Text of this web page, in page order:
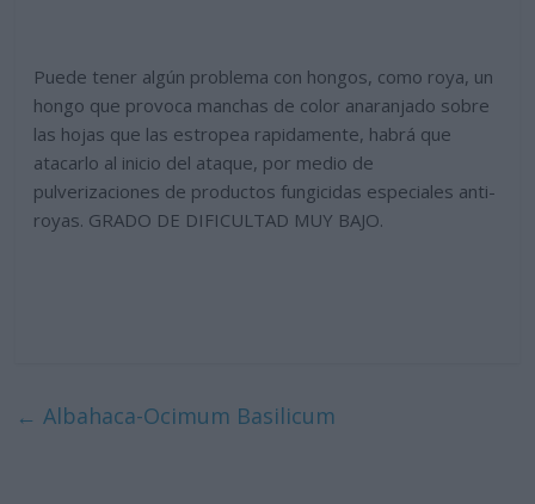
Puede tener algún problema con hongos, como roya, un
hongo que provoca manchas de color anaranjado sobre
las hojas que las estropea rapidamente, habrá que
atacarlo al inicio del ataque, por medio de
pulverizaciones de productos fungicidas especiales anti-
royas. GRADO DE DIFICULTAD MUY BAJO.
← Albahaca-Ocimum Basilicum